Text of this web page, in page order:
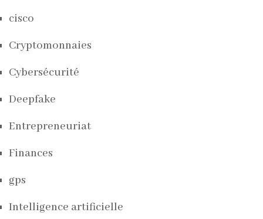
cisco
Cryptomonnaies
Cybersécurité
Deepfake
Entrepreneuriat
Finances
gps
Intelligence artificielle